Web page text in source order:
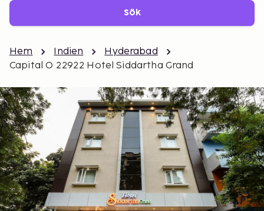
Sök
Hem Indien
Hyderabad
Capital O 22922 Hotel Siddartha Grand